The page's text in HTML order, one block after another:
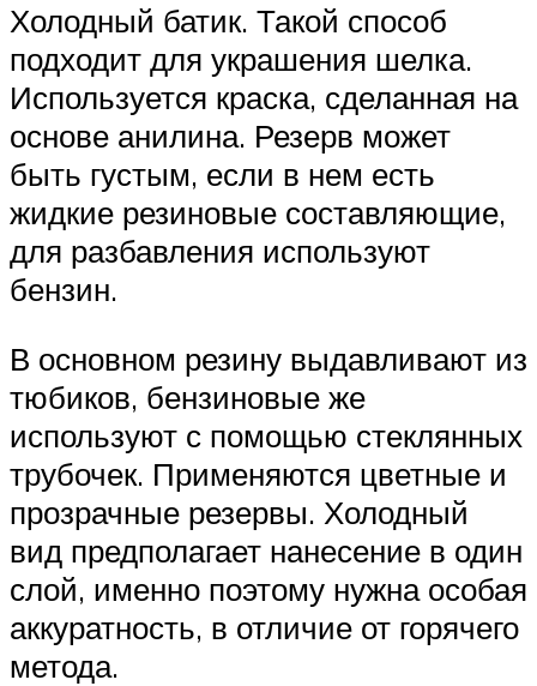
Холодный батик. Такой способ
подходит для украшения шелка.
Используется краска, сделанная на
основе анилина. Резерв может
быть густым, если в нем есть
жидкие резиновые составляющие,
для разбавления используют
бензин.
В основном резину выдавливают из
тюбиков, бензиновые же
используют с помощью стеклянных
трубочек. Применяются цветные и
прозрачные резервы. Холодный
вид предполагает нанесение в один
слой, именно поэтому нужна особая
аккуратность, в отличие от горячего
метода.